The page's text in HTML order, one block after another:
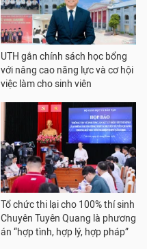
UTH gắn chính sách học bổng
với nâng cao năng lực và cơ hội
việc làm cho sinh viên
Tổ chức thi lại cho 100% thí sinh
Chuyên Tuyên Quang là phương
án “hợp tình, hợp lý, hợp pháp”